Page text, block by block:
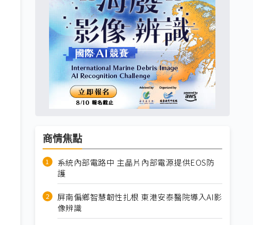
商情焦點
系統內部電路中 主晶片內部電源提供EOS防
護
屏南偏鄉智慧韌性扎根 東港安泰醫院導入AI影
像辨識